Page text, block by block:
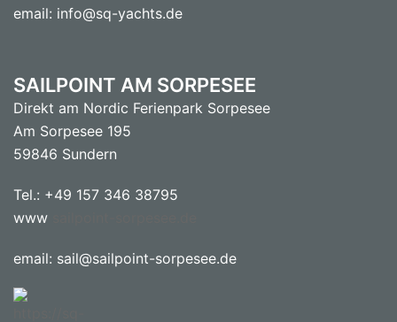
email: info@sq-yachts.de
SAILPOINT AM SORPESEE
Direkt am Nordic Ferienpark Sorpesee
Am Sorpesee 195
59846 Sundern
Tel.: +49 157 346 38795
www
email: sail@sailpoint-sorpesee.de